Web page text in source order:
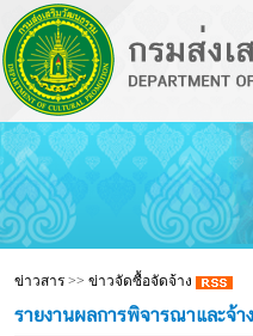
ข่าวสาร>> ข่าวจัดซื้อจัดจ้าง
รายงานผลการพิจารณาและจ้